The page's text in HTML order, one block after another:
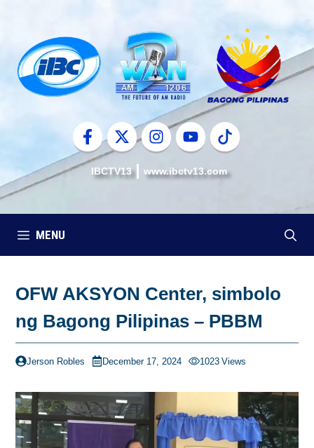
content
IBCTV13 www.ibctv13.com
MENU
OFW AKSYON Center, simbolo
ng Bagong Pilipinas – PBBM
Jerson Robles December 17, 2024 1023 Views